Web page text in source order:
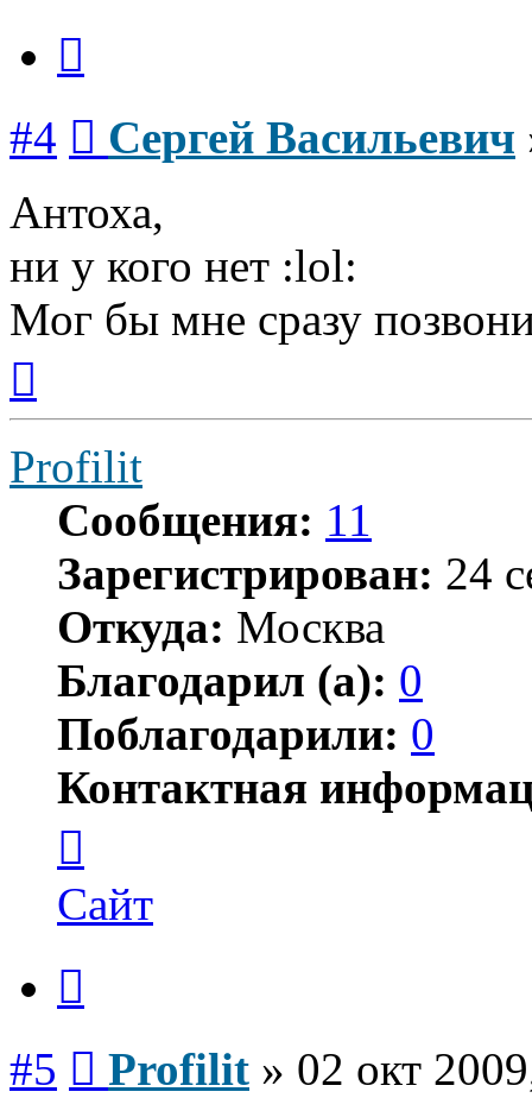
#4 Сергей Васильевич
Антоха,
ни у кого нет :lol:
Мог бы мне сразу
началу
Profilit
Сообщения: 11
Зарегистрирован: 24
Откуда: Москва
Благодарил (а): 0
Поблагодарили: 0
Контактная
пользователя
Profilit
Сайт
#5 Profilit » 02 окт